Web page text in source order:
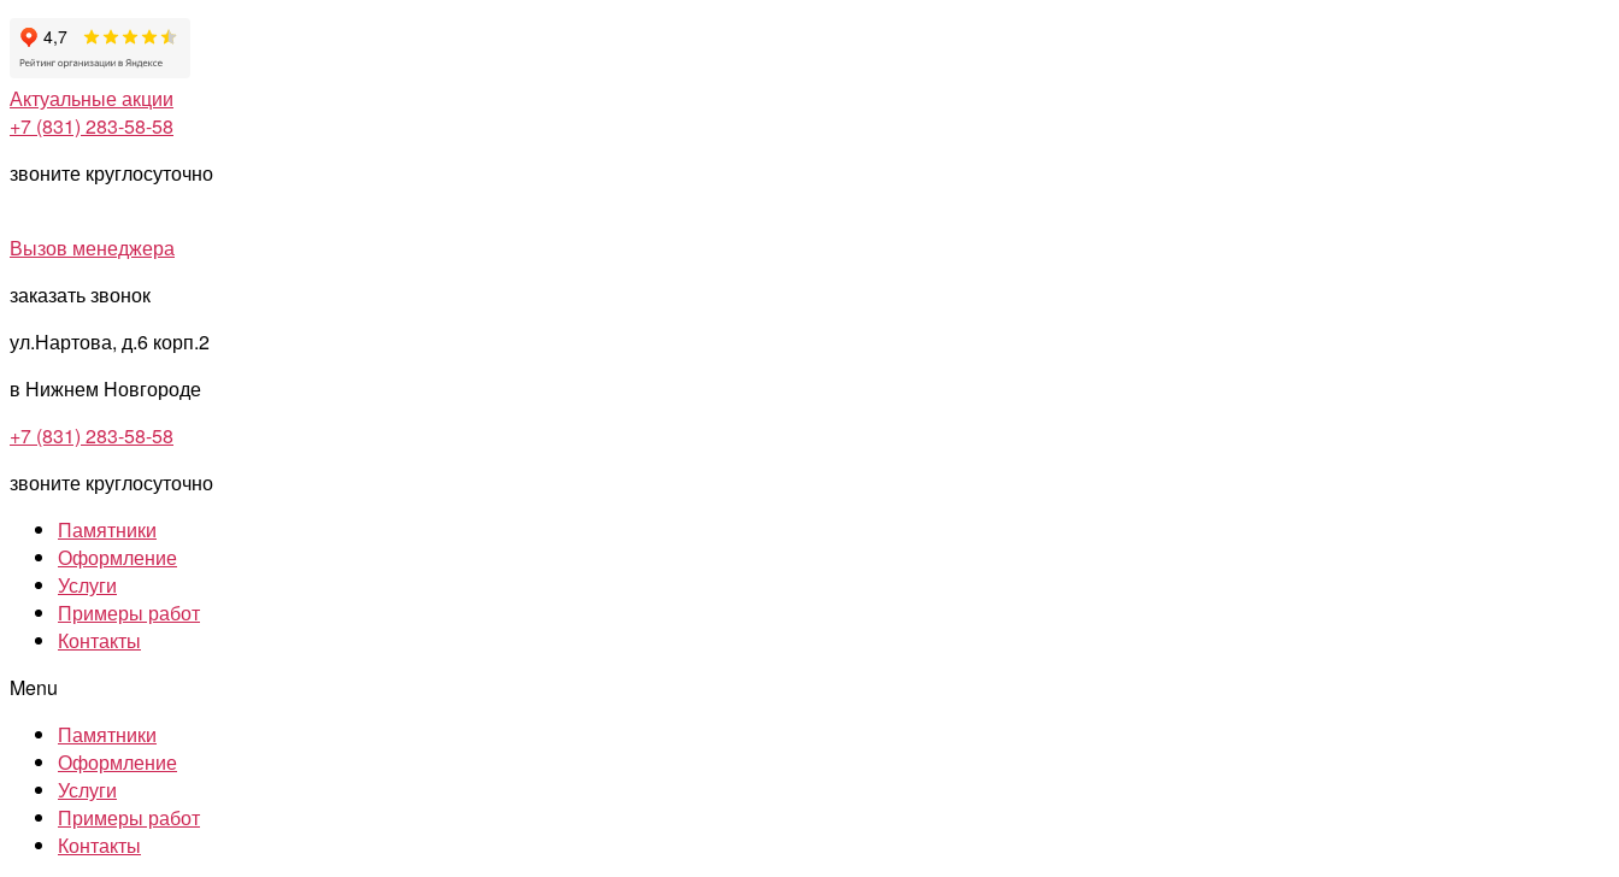
Актуальные акции
+7 (831) 283-58-58
звоните круглосуточно
Вызов менеджера
заказать звонок
ул.Нартова, д.6 корп.2
в Нижнем Новгороде
+7 (831) 283-58-58
звоните круглосуточно
Памятники
Оформление
Услуги
Примеры работ
Контакты
Menu
Памятники
Оформление
Услуги
Примеры работ
Контакты